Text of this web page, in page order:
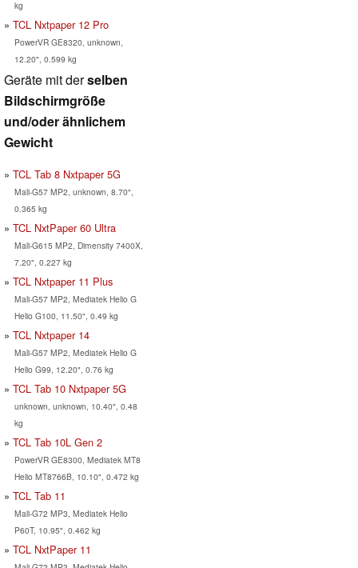
kg
TCL Nxtpaper 12 Pro
PowerVR GE8320, unknown,
12.20", 0.599 kg
Geräte mit derselben
Bildschirmgröße
und/oder ähnlichem
Gewicht
TCL Tab 8 Nxtpaper 5G
Mali-G57 MP2, unknown, 8.70",
0.365 kg
TCL NxtPaper 60 Ultra
Mali-G615 MP2, Dimensity 7400X,
7.20", 0.227 kg
TCL Nxtpaper 11 Plus
Mali-G57 MP2, Mediatek Helio G
Helio G100, 11.50", 0.49 kg
TCL Nxtpaper 14
Mali-G57 MP2, Mediatek Helio G
Helio G99, 12.20", 0.76 kg
TCL Tab 10 Nxtpaper 5G
unknown, unknown, 10.40", 0.48
kg
TCL Tab 10L Gen 2
PowerVR GE8300, Mediatek MT8
Helio MT8766B, 10.10", 0.472 kg
TCL Tab 11
Mali-G72 MP3, Mediatek Helio
P60T, 10.95", 0.462 kg
TCL NxtPaper 11